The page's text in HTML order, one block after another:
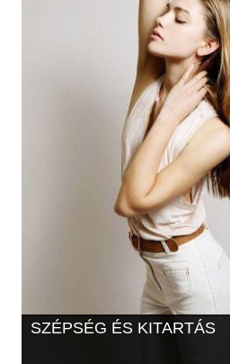
SZÉPSÉG ÉS KITARTÁS